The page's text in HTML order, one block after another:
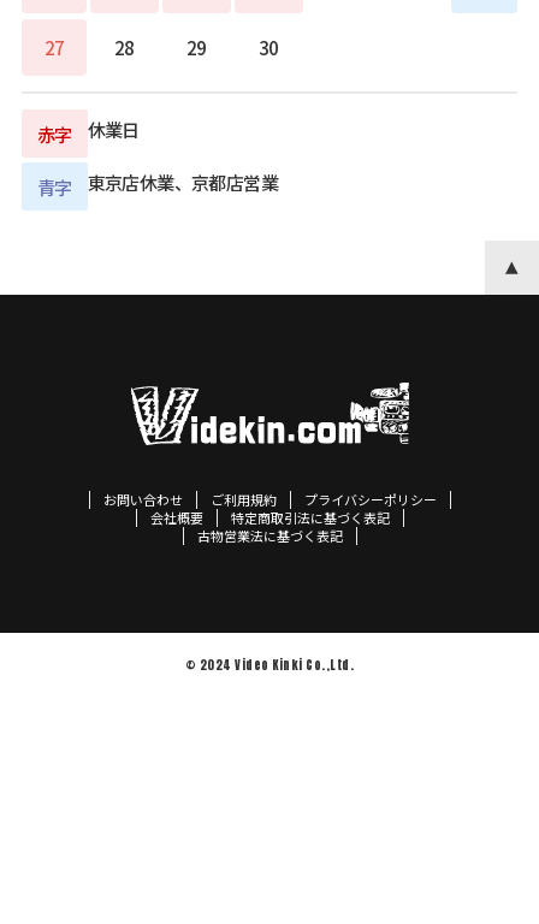
27 28 29 30
赤字 休業日
青字 東京店休業、京都店営業
お問い合わせ ご利用規約
プライバシーポリシー
会社概要
特定商取引法に基づく表記
古物営業法に基づく表記
© 2024 Video Kinki Co.,Ltd.